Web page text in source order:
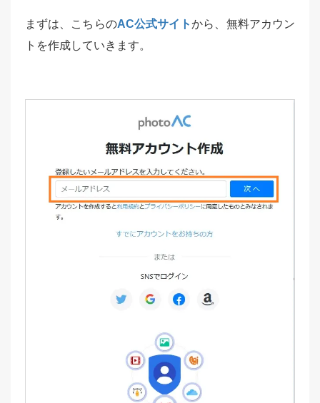
まずは、こちらのAC公式サイトから、無料アカウン
トを作成していきます。